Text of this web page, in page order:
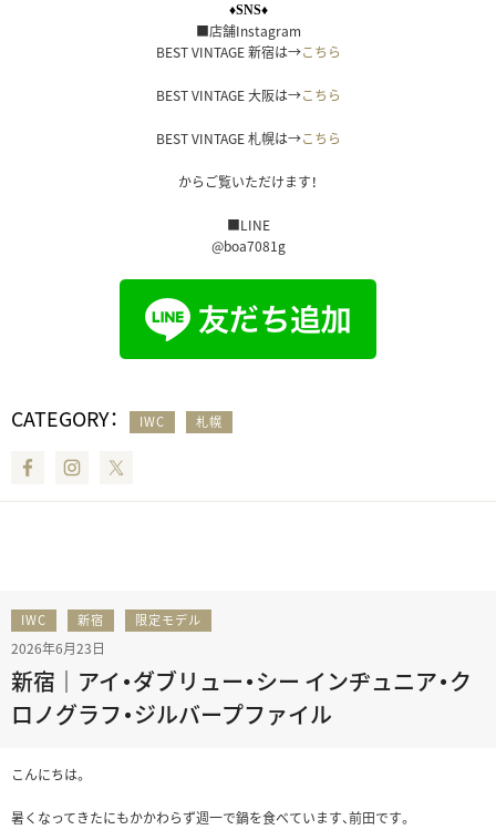
♦SNS♦
■店舗Instagram
BEST VINTAGE 新宿は→こちら
BEST VINTAGE 大阪は→こちら
BEST VINTAGE 札幌は→こちら
からご覧いただけます！
■LINE
@boa7081g
CATEGORY： IWC 札幌
FacebookInstagram
IWC 新宿 限定モデル
2026年6月23日
新宿｜アイ・ダブリュー・シー インヂュニア・ク
ロノグラフ・ジルバープファイル
こんにちは。
暑くなってきたにもかかわらず週一で鍋を食べています、前田です。